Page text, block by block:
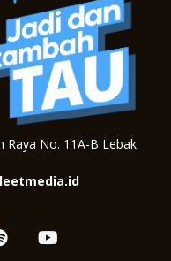
Raya No. 11A-B Lebak
Y